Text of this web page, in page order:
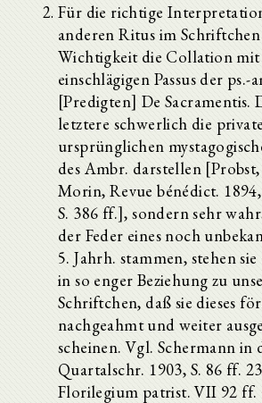
Für die richtige
anderen Ritus im
Wichtigkeit die Collation
einschlägigen Passus der ps.-
[Predigten] De Sacramentis.
letztere schwerlich die
ursprünglichen
des Ambr. darstellen
Morin, Revue bénédict.
S. 386 ff.], sondern sehr
der Feder eines noch
5. Jahrh. stammen, stehen
in so enger Beziehung zu
Schriftchen, daß sie dieses
nachgeahmt und weiter
scheinen. Vgl. Schermann in
Quartalschr. 1903, S. 86 ff.
Florilegium patrist. VII 92 ff.